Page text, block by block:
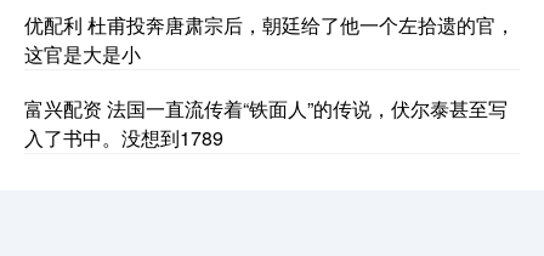
优配利 杜甫投奔唐肃宗后，朝廷给了他一个左拾遗的官，
这官是大是小
富兴配资 法国一直流传着“铁面人”的传说，伏尔泰甚至写
入了书中。没想到1789